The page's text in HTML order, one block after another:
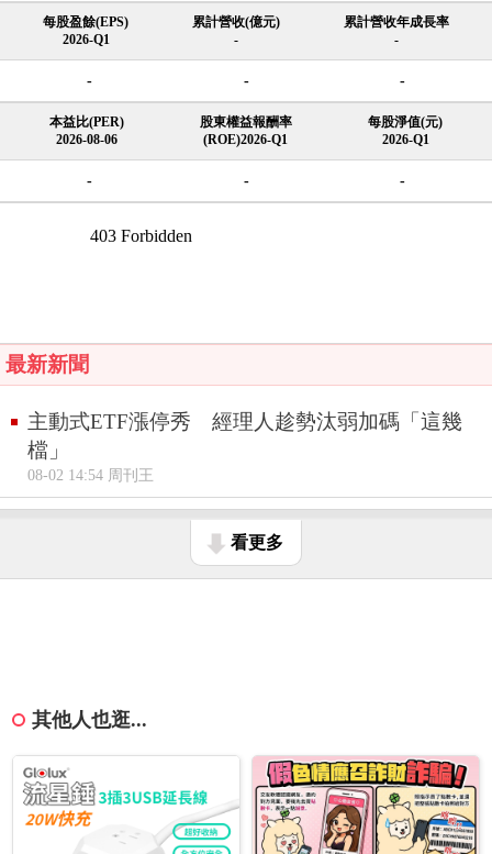
每股盈餘(EPS)
2026-Q1
累計營收(億元)
-
累計營收年成長率
-
- - -
本益比(PER)
2026-08-06
股東權益報酬率
(ROE)2026-Q1
每股淨值(元)
2026-Q1
- - -
最新新聞
主動式ETF漲停秀 經理人趁勢汰弱加碼「這幾
檔」
08-02 14:54 周刊王
看更多
其他人也逛...